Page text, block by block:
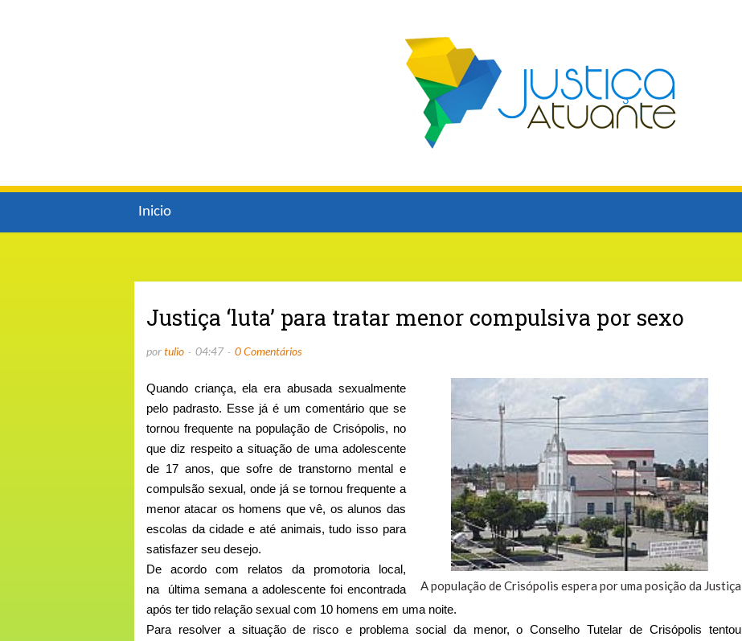
Inicio
Justiça ‘luta’ para tratar menor compulsiva por sexo
portulio 04:47 0 Comentários
A população de Crisópolis espera por uma posição da Justiça
Quando criança, ela era abusada sexualmente
pelo padrasto. Esse já é um comentário que se
tornou frequente na população de Crisópolis, no
que diz respeito a situação de uma adolescente
de 17 anos, que sofre de transtorno mental e
compulsão sexual, onde já se tornou frequente a
menor atacar os homens que vê, os alunos das
escolas da cidade e até animais, tudo isso para
satisfazer seu desejo.
De acordo com relatos da promotoria local,
na última semana a adolescente foi encontrada
após ter tido relação sexual com 10 homens em uma noite.
Para resolver a situação de risco e problema social da menor, o Conselho Tutelar de Crisópolis tentou